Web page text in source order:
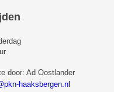
door: Ad Oostlander
haaksbergen.nl